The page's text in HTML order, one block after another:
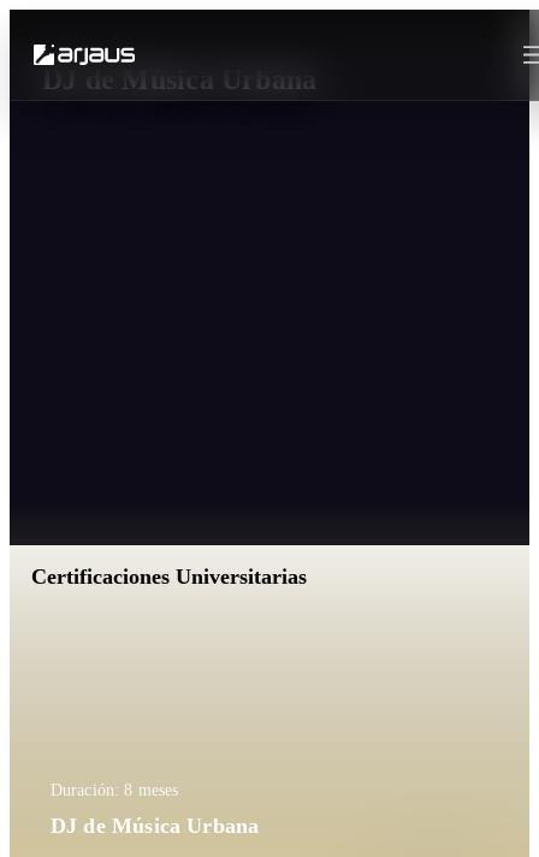
DJ de Música Urbana
Certificaciones Universitarias
Duración: 8 meses
DJ de Música Urbana